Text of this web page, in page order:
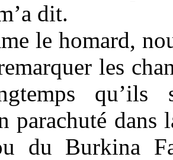
dit.
le homard,
les
qu’ils
parachuté
du Burkina